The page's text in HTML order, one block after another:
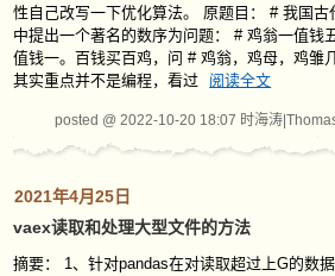
性自己改写一下优化算法。 原题目： # 我国古
中提出一个著名的数序为问题： # 鸡翁一值钱
值钱一。百钱买百鸡，问 # 鸡翁，鸡母，鸡雏
其实重点并不是编程，看过
阅读全文
posted @ 2022-10-20 18:07 时海涛
2021年4月25日
vaex读取和处理大型文件的方法
摘要： 1、针对pandas在对读取超过上G的数